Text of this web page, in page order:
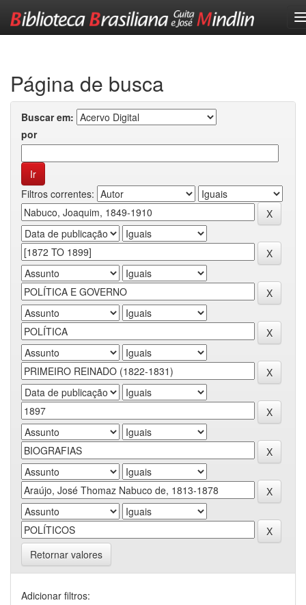
Página de busca
Buscar em:
por
Filtros correntes:
Retornar valores
Adicionar filtros: